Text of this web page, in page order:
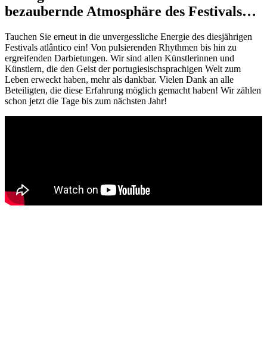
bezaubernde Atmosphäre des Festivals…
Tauchen Sie erneut in die unvergessliche Energie des diesjährigen
Festivals atlântico ein! Von pulsierenden Rhythmen bis hin zu
ergreifenden Darbietungen. Wir sind allen Künstlerinnen und
Künstlern, die den Geist der portugiesischsprachigen Welt zum
Leben erweckt haben, mehr als dankbar. Vielen Dank an alle
Beteiligten, die diese Erfahrung möglich gemacht haben! Wir zählen
schon jetzt die Tage bis zum nächsten Jahr!